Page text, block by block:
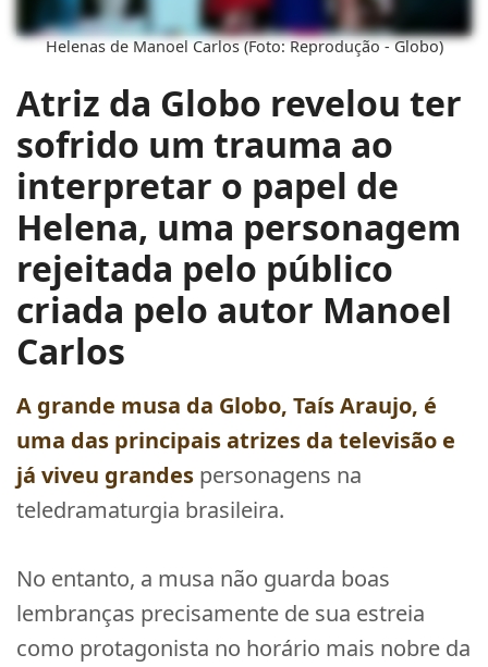
Helenas de Manoel Carlos (Foto: Reprodução - Globo)
Atriz da Globo revelou ter
sofrido um trauma ao
interpretar o papel de
Helena, uma personagem
rejeitada pelo público
criada pelo autor Manoel
Carlos
A grande musa da Globo, Taís Araujo, é
uma das principais atrizes da televisão e
já viveu grandes personagens na
teledramaturgia brasileira.
No entanto, a musa não guarda boas
lembranças precisamente de sua estreia
como protagonista no horário mais nobre da